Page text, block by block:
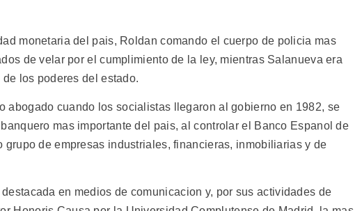
monetaria del pais, Roldan comando el cuerpo de policia mas
de velar por el cumplimiento de la ley, mientras Salanueva era
los poderes del estado.
abogado cuando los socialistas llegaron al gobierno en 1982, se
mas importante del pais, al controlar el Banco Espanol de
grupo de empresas industriales, financieras, inmobiliarias y de
en medios de comunicacion y, por sus actividades de